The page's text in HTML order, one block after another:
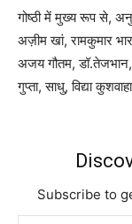
गोष्ठी में मुख्य रूप से,
अज़ीम खां, रामकुमार
अजय गौतम, डॉ.तेजभान,
गुप्ता, साधु, विद्या
Subscribe to
Type your email…